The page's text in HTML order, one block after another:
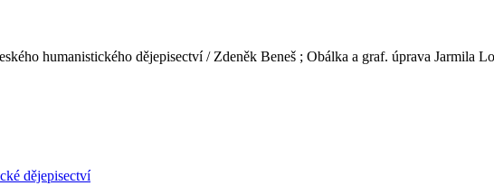
humanistického dějepisectví / Zdeněk Beneš ; Obálka a graf. úprava Jarmila
dějepisectví